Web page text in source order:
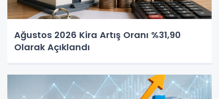
Ağustos 2026 Kira Artış Oranı %31,90
Olarak Açıklandı